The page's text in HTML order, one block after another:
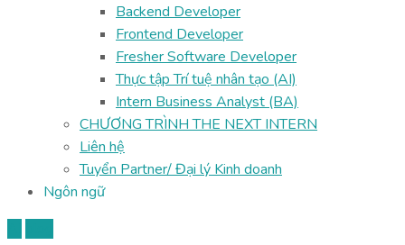
Backend Developer
Frontend Developer
Fresher Software Developer
Thực tập Trí tuệ nhân tạo (AI)
Intern Business Analyst (BA)
CHƯƠNG TRÌNH THE NEXT INTERN
Liên hệ
Tuyển Partner/ Đại lý Kinh doanh
Ngôn ngữ